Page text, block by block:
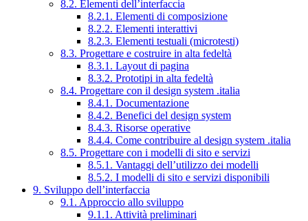
8.2. Elementi dell’interfaccia
8.2.1. Elementi di composizione
8.2.2. Elementi interattivi
8.2.3. Elementi testuali (microtesti)
8.3. Progettare e costruire in alta fedeltà
8.3.1. Layout di pagina
8.3.2. Prototipi in alta fedeltà
8.4. Progettare con il design system .italia
8.4.1. Documentazione
8.4.2. Benefici del design system
8.4.3. Risorse operative
8.4.4. Come contribuire al design system .italia
8.5. Progettare con i modelli di sito e servizi
8.5.1. Vantaggi dell’utilizzo dei modelli
8.5.2. I modelli di sito e servizi disponibili
9. Sviluppo dell’interfaccia
9.1. Approccio allo sviluppo
9.1.1. Attività preliminari